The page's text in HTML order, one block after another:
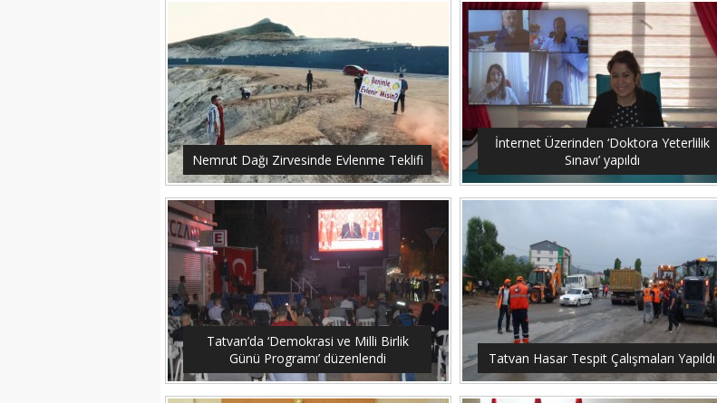
Nemrut Dağı Zirvesinde Evlenme Teklifi
İnternet Üzerinden ‘Doktora Yeterlilik
Sınavı’ yapıldı
Tatvan’da ‘Demokrasi ve Milli Birlik
Günü Programı’ düzenlendi
Tatvan Hasar Tespit Çalışmaları Yapıldı